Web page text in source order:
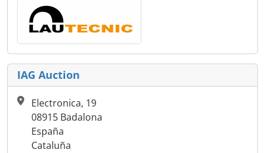
IAG Auction
Electronica, 19
08915 Badalona
España
Cataluña